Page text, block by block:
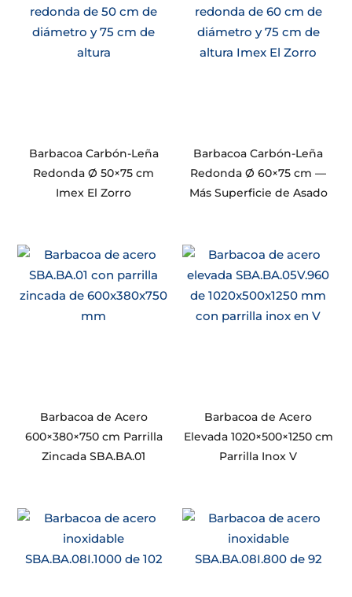
Barbacoa Carbón-Leña
Redonda Ø 50×75 cm
Imex El Zorro
Barbacoa Carbón-Leña
Redonda Ø 60×75 cm —
Más Superficie de Asado
Barbacoa de Acero
600×380×750 cm Parrilla
Zincada SBA.BA.01
Barbacoa de Acero
Elevada 1020×500×1250 cm
Parrilla Inox V